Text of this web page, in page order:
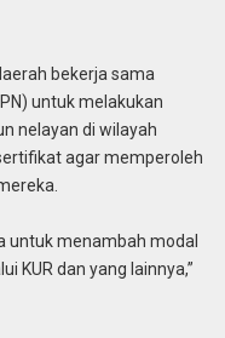
bekerja sama
untuk melakukan
nelayan di wilayah
agar memperoleh
untuk menambah modal
KUR dan yang lainnya,”